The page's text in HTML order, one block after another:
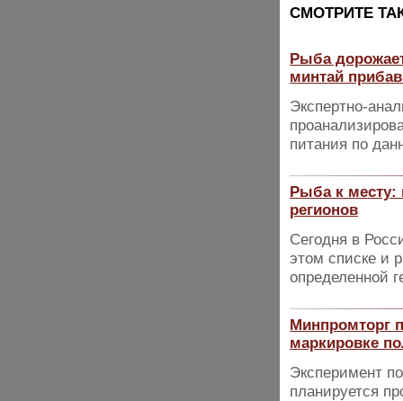
CМОТРИТЕ
Рыба
минтай
Экспертно-
питания по
Рыба к месту:
регионов
Сегодня в
этом списке и
определенной
Минпромторг
маркировке
Эксперимент
планируется